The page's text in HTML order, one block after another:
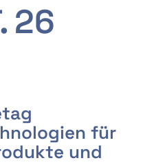
26
für
und